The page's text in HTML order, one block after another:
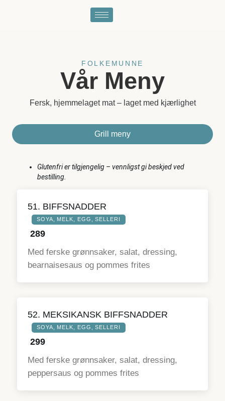
FOLKEMUNNE
Vår Meny
Fersk, hjemmelaget mat – laget med kjærlighet
Grill meny
Glutenfri er tilgjengelig – vennligst gi beskjed ved
bestilling.
51. BIFFSNADDER
SOYA, MELK, EGG, SELLERI
289
Med ferske grønnsaker, salat, dressing,
bearnaisesaus og pommes frites
52. MEKSIKANSK BIFFSNADDER
SOYA, MELK, EGG, SELLERI
299
Med ferske grønnsaker, salat, dressing,
peppersaus og pommes frites